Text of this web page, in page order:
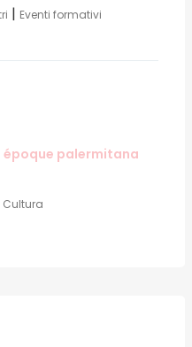
| Eventi formativi
époque palermitana
Cultura